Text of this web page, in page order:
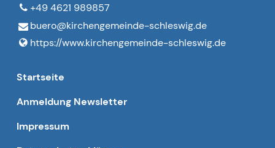
+49 4621 989857
buero@​kirchengemeinde-schleswig.​de
https://www.​kirchengemeinde-schleswig.​de
Startseite
Anmeldung Newsletter
Impressum